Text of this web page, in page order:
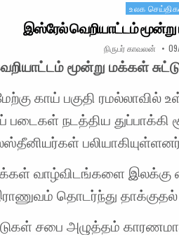
Posted in
உலக
இஸ்ரேல் வெறியாட்டம்
AUTHOR:
நிருபர் காவலன்
மூன்று மக்கள்
காய் பகுதி ரமல்லாவில்
படைகள் நடத்திய துப்பாக்கி
வாழ்விடங்களை இலக்கு
தொடர்ந்து
சபை அழுத்தம்